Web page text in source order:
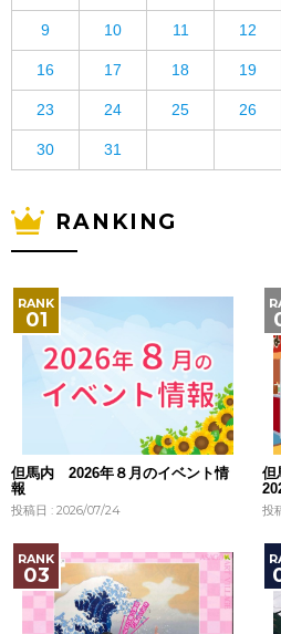
9 10 11 12
16 17 18 19
23 24 25 26
30 31
RANKING
但馬内 2026年８月のイベント情
報
投稿日 : 2026/07/24
但
投